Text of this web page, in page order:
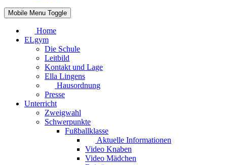
Mobile Menu Toggle
Home
ELgym
Die Schule
Leitbild
Kontakt und Lage
Ella Lingens
Hausordnung
Presse
Unterricht
Zweigwahl
Schwerpunkte
Fußballklasse
Aktuelle Informationen
Video Knaben
Video Mädchen